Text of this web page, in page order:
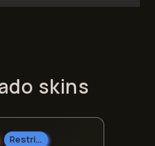
skins
Restrito